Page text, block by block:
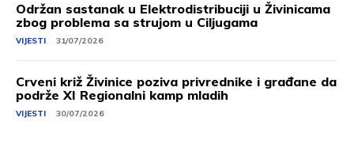
Održan sastanak u Elektrodistribuciji u Živinicama
zbog problema sa strujom u Ciljugama
VIJESTI 31/07/2026
Crveni križ Živinice poziva privrednike i građane da
podrže XI Regionalni kamp mladih
VIJESTI 30/07/2026